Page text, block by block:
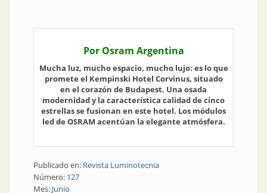
Por Osram Argentina
Mucha luz, mucho espacio, mucho lujo: es lo que
promete el Kempinski Hotel Corvinus, situado
en el corazón de Budapest. Una osada
modernidad y la característica calidad de cinco
estrellas se fusionan en este hotel. Los módulos
led de OSRAM acentúan la elegante atmósfera.
Publicado en: Revista Luminotecnia
Número: 127
Mes: Junio